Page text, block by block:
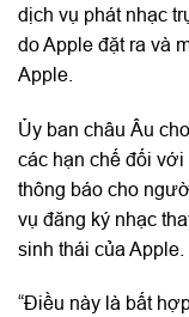
dịch vụ phát nhạc
do Apple đặt ra và
Apple.
Ủy ban châu Âu
các hạn chế đối
thông báo cho
vụ đăng ký nhạc
sinh thái của Apple.
“Điều này là bất